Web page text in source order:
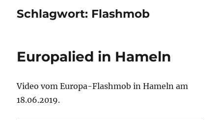
Schlagwort: Flashmob
Europalied in Hameln
Video vom Europa-Flashmob in Hameln am
18.06.2019.